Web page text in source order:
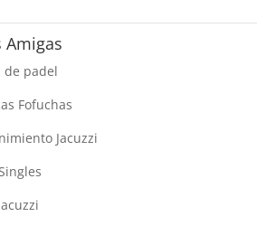
Amigas
de padel
Fofuchas
Jacuzzi